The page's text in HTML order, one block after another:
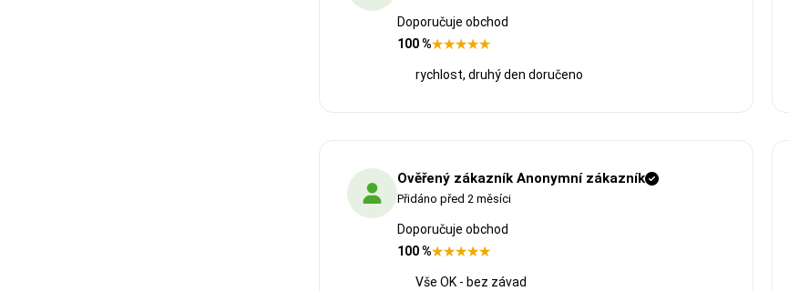
Doporučuje obchod
100 %
rychlost, druhý den doručeno
Ověřený zákazník Anonymní zákazník
Přidáno před 2 měsíci
Doporučuje obchod
100 %
Vše OK - bez závad